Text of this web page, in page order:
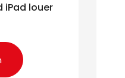
iPad louer